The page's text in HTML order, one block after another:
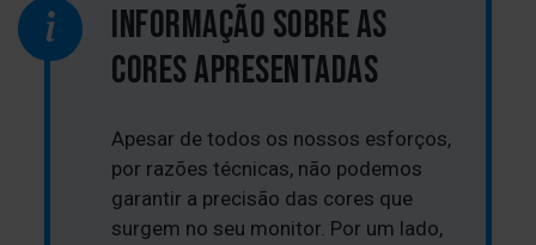
INFORMAÇÃO SOBRE AS
CORES APRESENTADAS
Apesar de todos os nossos esforços,
por razões técnicas, não podemos
garantir a precisão das cores que
surgem no seu monitor. Por um lado,